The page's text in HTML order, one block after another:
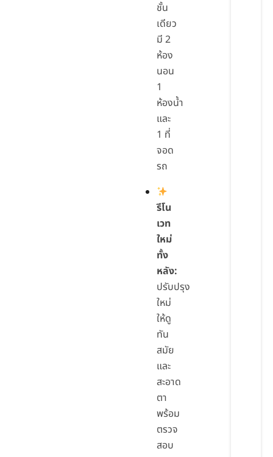
ชั้น
เดียว
มี 2
ห้อง
นอน
1
ห้องน้ำ
และ
1 ที่
จอด
รถ
รีโน
เวท
ใหม่
ทั้ง
หลัง:
ปรับปรุง
ใหม่
ให้ดู
ทัน
สมัย
และ
สะอาด
ตา
พร้อม
ตรวจ
สอบ